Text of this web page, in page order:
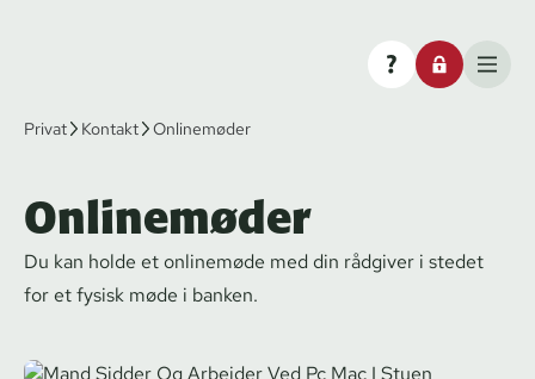
Privat Kontakt Onlinemøder
Onlinemøder
Du kan holde et onlinemøde med din rådgiver i stedet
for et fysisk møde i banken.